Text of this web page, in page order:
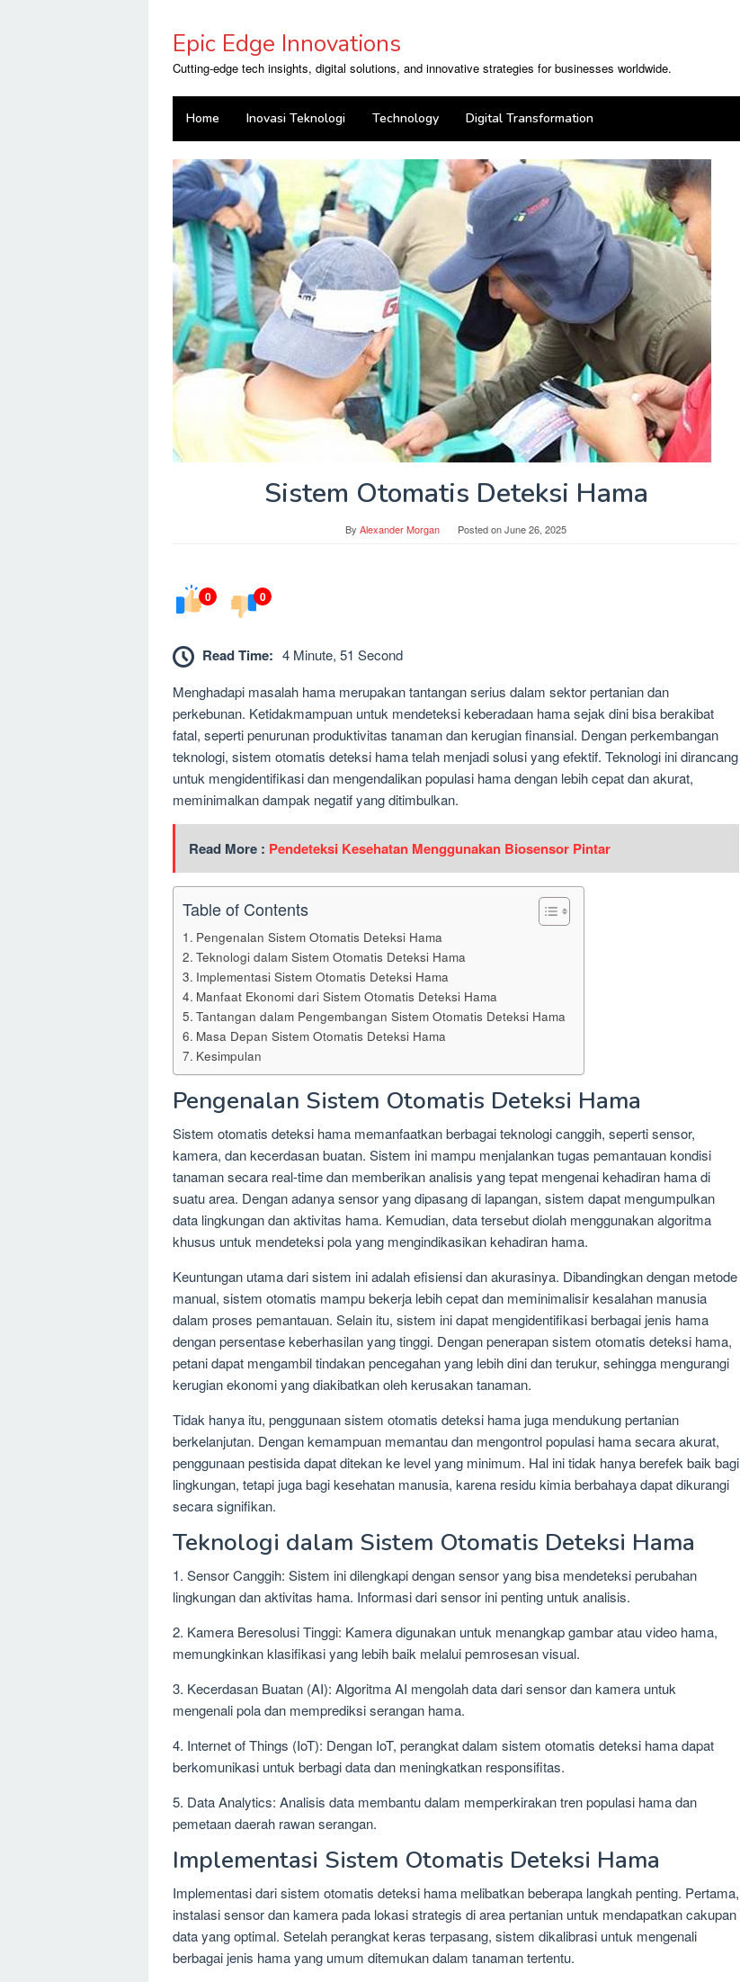
contentEpic Edge Innovations
Cutting-edge tech insights, digital solutions, and innovative strategies for businesses worldwide.
Home Inovasi Teknologi Technology Digital Transformation
Sistem Otomatis Deteksi Hama
By Alexander Morgan Posted onJune 26, 2025
0 0
Read Time: 4 Minute, 51 Second
Menghadapi masalah hama merupakan tantangan serius dalam sektor pertanian dan
perkebunan. Ketidakmampuan untuk mendeteksi keberadaan hama sejak dini bisa berakibat
fatal, seperti penurunan produktivitas tanaman dan kerugian finansial. Dengan perkembangan
teknologi, sistem otomatis deteksi hama telah menjadi solusi yang efektif. Teknologi ini dirancang
untuk mengidentifikasi dan mengendalikan populasi hama dengan lebih cepat dan akurat,
meminimalkan dampak negatif yang ditimbulkan.
Read More : Pendeteksi Kesehatan Menggunakan Biosensor Pintar
Table of Contents
Pengenalan Sistem Otomatis Deteksi Hama
Teknologi dalam Sistem Otomatis Deteksi Hama
Implementasi Sistem Otomatis Deteksi Hama
Manfaat Ekonomi dari Sistem Otomatis Deteksi Hama
Tantangan dalam Pengembangan Sistem Otomatis Deteksi Hama
Masa Depan Sistem Otomatis Deteksi Hama
Kesimpulan
Pengenalan Sistem Otomatis Deteksi Hama
Sistem otomatis deteksi hama memanfaatkan berbagai teknologi canggih, seperti sensor,
kamera, dan kecerdasan buatan. Sistem ini mampu menjalankan tugas pemantauan kondisi
tanaman secara real-time dan memberikan analisis yang tepat mengenai kehadiran hama di
suatu area. Dengan adanya sensor yang dipasang di lapangan, sistem dapat mengumpulkan
data lingkungan dan aktivitas hama. Kemudian, data tersebut diolah menggunakan algoritma
khusus untuk mendeteksi pola yang mengindikasikan kehadiran hama.
Keuntungan utama dari sistem ini adalah efisiensi dan akurasinya. Dibandingkan dengan metode
manual, sistem otomatis mampu bekerja lebih cepat dan meminimalisir kesalahan manusia
dalam proses pemantauan. Selain itu, sistem ini dapat mengidentifikasi berbagai jenis hama
dengan persentase keberhasilan yang tinggi. Dengan penerapan sistem otomatis deteksi hama,
petani dapat mengambil tindakan pencegahan yang lebih dini dan terukur, sehingga mengurangi
kerugian ekonomi yang diakibatkan oleh kerusakan tanaman.
Tidak hanya itu, penggunaan sistem otomatis deteksi hama juga mendukung pertanian
berkelanjutan. Dengan kemampuan memantau dan mengontrol populasi hama secara akurat,
penggunaan pestisida dapat ditekan ke level yang minimum. Hal ini tidak hanya berefek baik bagi
lingkungan, tetapi juga bagi kesehatan manusia, karena residu kimia berbahaya dapat dikurangi
secara signifikan.
Teknologi dalam Sistem Otomatis Deteksi Hama
1. Sensor Canggih: Sistem ini dilengkapi dengan sensor yang bisa mendeteksi perubahan
lingkungan dan aktivitas hama. Informasi dari sensor ini penting untuk analisis.
2. Kamera Beresolusi Tinggi: Kamera digunakan untuk menangkap gambar atau video hama,
memungkinkan klasifikasi yang lebih baik melalui pemrosesan visual.
3. Kecerdasan Buatan (AI): Algoritma AI mengolah data dari sensor dan kamera untuk
mengenali pola dan memprediksi serangan hama.
4. Internet of Things (IoT): Dengan IoT, perangkat dalam sistem otomatis deteksi hama dapat
berkomunikasi untuk berbagi data dan meningkatkan responsifitas.
5. Data Analytics: Analisis data membantu dalam memperkirakan tren populasi hama dan
pemetaan daerah rawan serangan.
Implementasi Sistem Otomatis Deteksi Hama
Implementasi dari sistem otomatis deteksi hama melibatkan beberapa langkah penting. Pertama,
instalasi sensor dan kamera pada lokasi strategis di area pertanian untuk mendapatkan cakupan
data yang optimal. Setelah perangkat keras terpasang, sistem dikalibrasi untuk mengenali
berbagai jenis hama yang umum ditemukan dalam tanaman tertentu.